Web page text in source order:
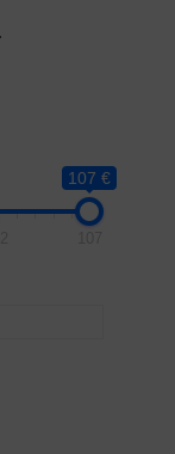
107 €